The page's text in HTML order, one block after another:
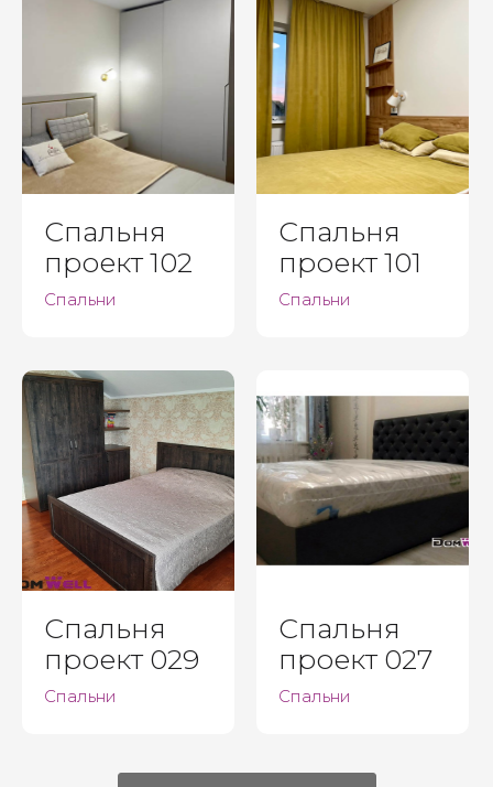
Спальня
проект 102
Спальни
Спальня
проект 101
Спальни
Спальня
проект 029
Спальни
Спальня
проект 027
Спальни